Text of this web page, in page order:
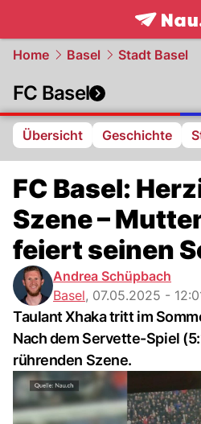
Home Basel Stadt Basel
FC Basel
Übersicht Geschichte
FC Basel:
Szene –
feiert seinen
Andrea Schüpbach
Basel, 07.05.2025 -
Taulant Xhaka tritt im
Nach dem Servette-Spiel
rührenden Szene.